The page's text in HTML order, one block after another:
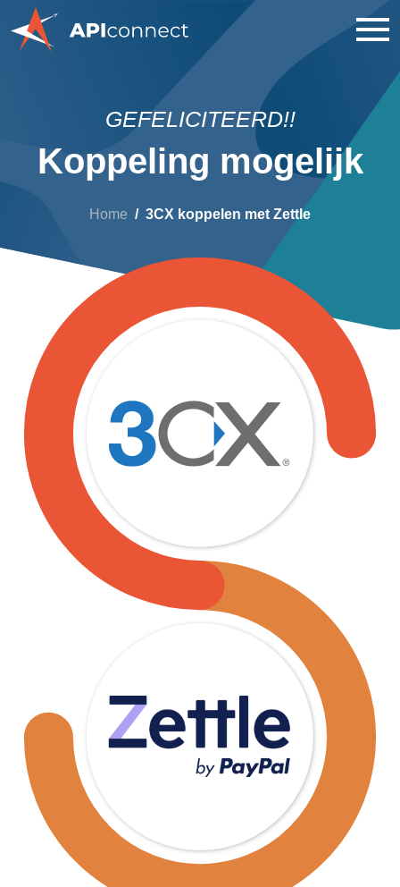
GEFELICITEERD!!
Koppeling mogelijk
Home 3CX koppelen met Zettle